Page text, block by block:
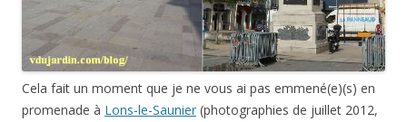
Cela fait un moment que je ne vous ai pas emmené(e)(s) en
promenade à Lons-le-Saunier (photographies de juillet 2012,